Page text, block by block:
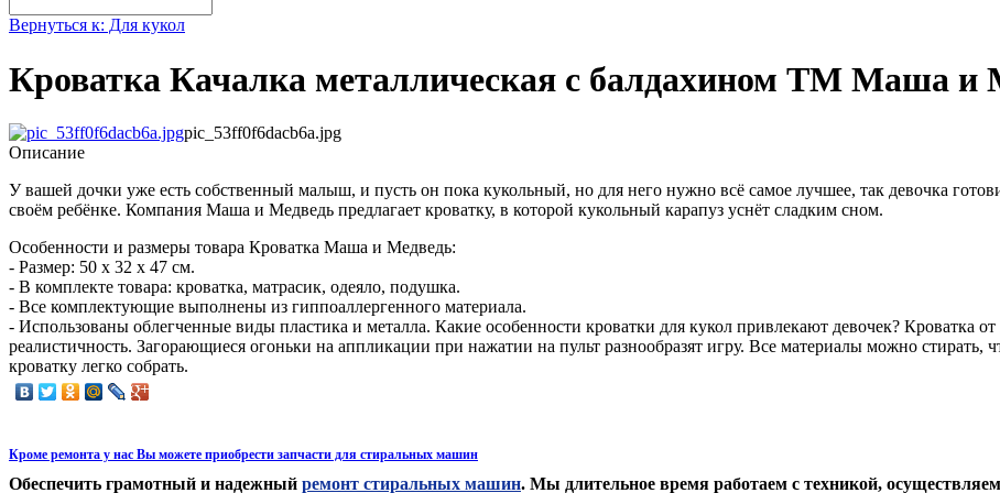
Вернуться к: Для кукол
Кроватка Качалка металлическая с балдахином ТМ Маша и
pic_53ff0f6dacb6a.jpg
Описание
У вашей дочки уже есть собственный малыш, и пусть он пока кукольный, но для него нужно всё самое лучшее, так девочка
своём ребёнке. Компания Маша и Медведь предлагает кроватку, в которой кукольный карапуз уснёт сладким сном.
Особенности и размеры товара Кроватка Маша и Медведь:
- Размер: 50 х 32 х 47 см.
- В комплекте товара: кроватка, матрасик, одеяло, подушка.
- Все комплектующие выполнены из гиппоаллергенного материала.
- Использованы облегченные виды пластика и металла. Какие особенности кроватки для кукол привлекают девочек? Кроватка
реалистичность. Загорающиеся огоньки на аппликации при нажатии на пульт разнообразят игру. Все материалы можно
кроватку легко собрать.
Кроме ремонта у нас Вы можете приобрести запчасти для стиральных машин
Обеспечить грамотный и надежный ремонт стиральных машин. Мы длительное время работаем с техникой,